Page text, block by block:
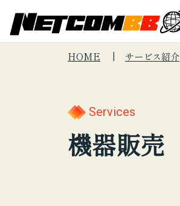
会社情報
Services
サイト内
検索
HOME サービス紹介
Services
機器販売